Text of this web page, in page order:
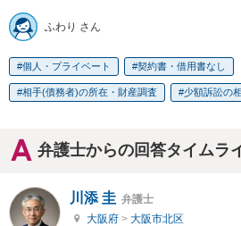
ふわり さん
個人・プライベート 契約書・借用書なし
相手(債務者)の所在・財産調査 少額訴訟の
弁護士からの回答タイムラ
川添 圭 弁護士
大阪府 > 大阪市北区